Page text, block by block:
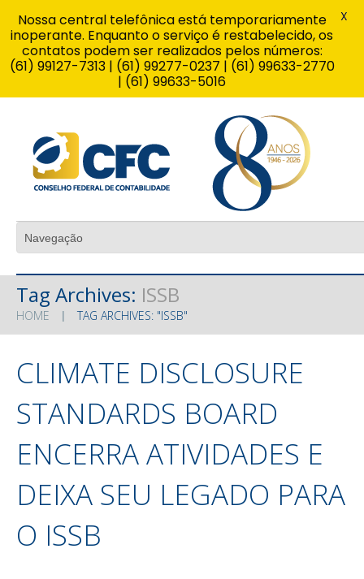
Tag Archives: ISSB
HOME TAG ARCHIVES: "ISSB"
CLIMATE DISCLOSURE
STANDARDS BOARD
ENCERRA ATIVIDADES E
DEIXA SEU LEGADO PARA
O ISSB
Nossa central telefônica está temporariamente
inoperante. Enquanto o serviço é restabelecido, os
contatos podem ser realizados pelos números:
(61) 99127-7313 | (61) 99277-0237 | (61) 99633-2770
| (61) 99633-5016
X